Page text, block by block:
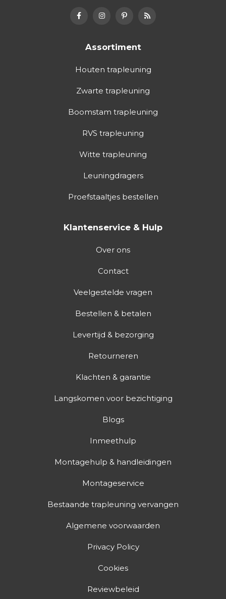
Assortiment
Houten trapleuning
Zwarte trapleuning
Boomstam trapleuning
RVS trapleuning
Witte trapleuning
Leuningdragers
Proefstaaltjes bestellen
Klantenservice & Hulp
Over ons
Contact
Veelgestelde vragen
Bestellen & betalen
Levertijd & bezorging
Retourneren
Klachten & garantie
Langskomen voor bezichtiging
Blogs
Inmeethulp
Montagehulp & handleidingen
Montageservice
Bestaande trapleuning vervangen
Algemene voorwaarden
Privacy Policy
Cookies
Reviewbeleid